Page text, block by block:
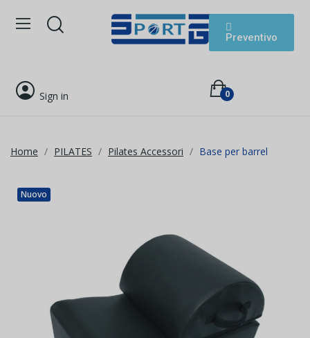
Preventivo
Sign in 0
Home PILATES Pilates Accessori Base per barrel
Nuovo